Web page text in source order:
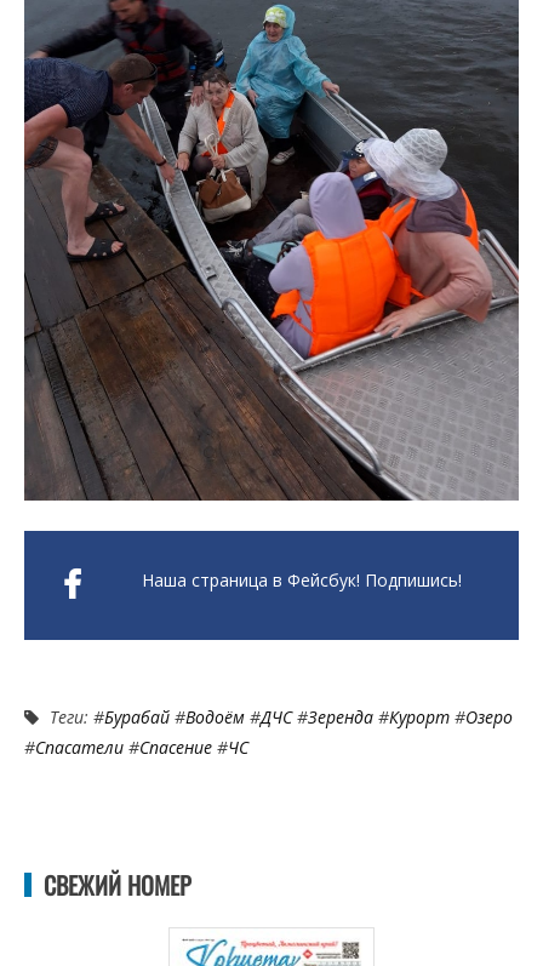
Наша страница в Фейсбук! Подпишись!
Теги: #Бурабай #Водоём #ДЧС#Зеренда #Курорт #Озеро
#Спасатели #Спасение #ЧС
СВЕЖИЙ НОМЕР